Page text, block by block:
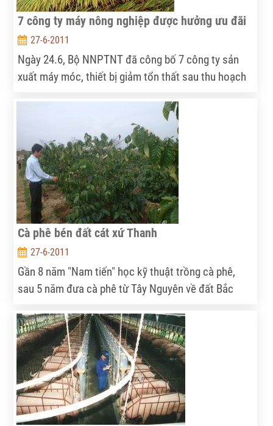
7 công ty máy nông nghiệp được hưởng ưu đãi
27-6-2011
Ngày 24.6, Bộ NNPTNT đã công bố 7 công ty sản
xuất máy móc, thiết bị giảm tổn thất sau thu hoạch
theo Quyết định 63 ngày 15.10.2010 của Thủ tướng
Cà phê bén đất cát xứ Thanh
27-6-2011
Gần 8 năm "Nam tiến" học kỹ thuật trồng cà phê,
sau 5 năm đưa cà phê từ Tây Nguyên về đất Bắc
Thiệu Tâm, Thiệu Hoá, Thanh Hóa đã thành công.